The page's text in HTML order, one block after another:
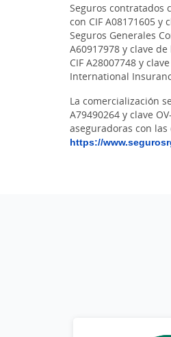
Seguros contratados
con CIF A08171605 y
Seguros Generales
A60917978 y clave de
CIF A28007748 y
International
La comercialización
A79490264 y clave
aseguradoras con
https://